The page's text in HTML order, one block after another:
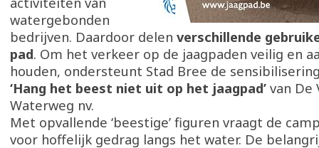
watergebonden
bedrijven. Daardoor delen verschillende
pad. Om het verkeer op de jaagpaden veilig en
houden, ondersteunt Stad Bree de
‘Hang het beest niet uit op het jaagpad’ van De
Waterweg nv.
Met opvallende ‘beestige’ figuren vraagt de
voor hoffelijk gedrag langs het water. De